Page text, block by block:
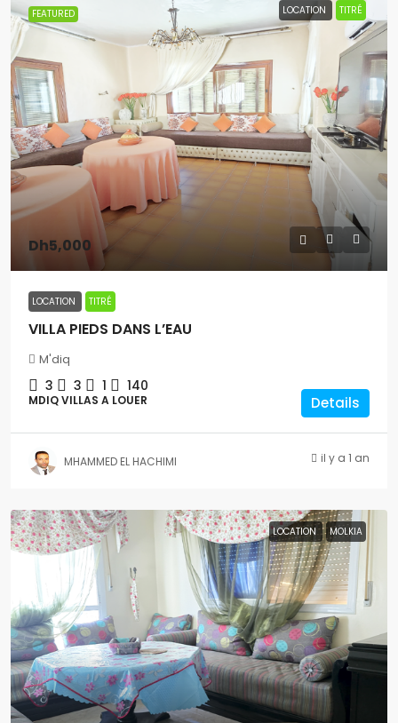
FEATURED LOCATION TITRÉ
Dh5,000
LOCATION TITRÉ
VILLA PIEDS DANS L’EAU
M'diq
3 3 1 140
MDIQ VILLAS A LOUER Details
MHAMMED EL HACHIMI il y a 1 an
LOCATION MOLKIA